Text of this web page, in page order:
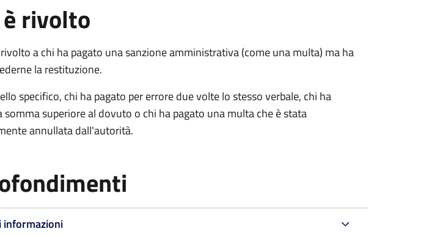
rivolto
a chi ha pagato una sanzione amministrativa (come una multa) ma ha
la restituzione.
specifico, chi ha pagato per errore due volte lo stesso verbale, chi ha
somma superiore al dovuto o chi ha pagato una multa che è stata
annullata dall'autorità.